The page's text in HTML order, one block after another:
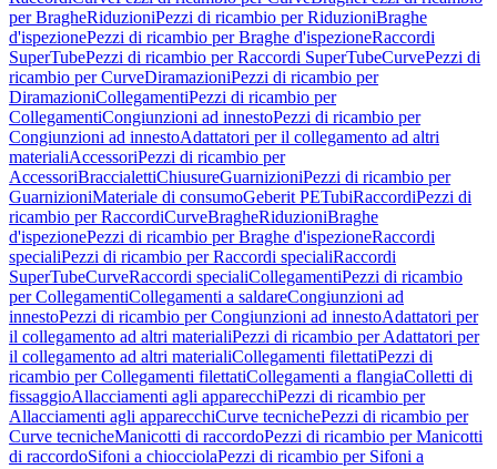
per BragheRiduzioniPezzi di ricambio per RiduzioniBraghe
d'ispezionePezzi di ricambio per Braghe d'ispezioneRaccordi
SuperTubePezzi di ricambio per Raccordi SuperTubeCurvePezzi di
ricambio per CurveDiramazioniPezzi di ricambio per
DiramazioniCollegamentiPezzi di ricambio per
CollegamentiCongiunzioni ad innestoPezzi di ricambio per
Congiunzioni ad innestoAdattatori per il collegamento ad altri
materialiAccessoriPezzi di ricambio per
AccessoriBraccialettiChiusureGuarnizioniPezzi di ricambio per
GuarnizioniMateriale di consumoGeberit PETubiRaccordiPezzi di
ricambio per RaccordiCurveBragheRiduzioniBraghe
d'ispezionePezzi di ricambio per Braghe d'ispezioneRaccordi
specialiPezzi di ricambio per Raccordi specialiRaccordi
SuperTubeCurveRaccordi specialiCollegamentiPezzi di ricambio
per CollegamentiCollegamenti a saldareCongiunzioni ad
innestoPezzi di ricambio per Congiunzioni ad innestoAdattatori per
il collegamento ad altri materialiPezzi di ricambio per Adattatori per
il collegamento ad altri materialiCollegamenti filettatiPezzi di
ricambio per Collegamenti filettatiCollegamenti a flangiaColletti di
fissaggioAllacciamenti agli apparecchiPezzi di ricambio per
Allacciamenti agli apparecchiCurve tecnichePezzi di ricambio per
Curve tecnicheManicotti di raccordoPezzi di ricambio per Manicotti
di raccordoSifoni a chiocciolaPezzi di ricambio per Sifoni a